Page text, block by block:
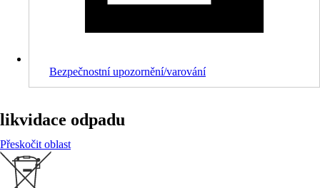
Bezpečnostní upozornění/varování
likvidace odpadu
Přeskočit oblast